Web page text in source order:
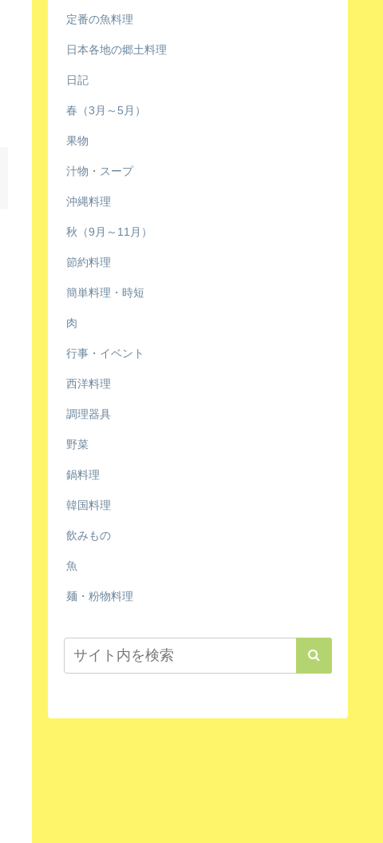
定番の魚料理
日本各地の郷土料理
日記
春（3月～5月）
果物
汁物・スープ
沖縄料理
秋（9月～11月）
節約料理
簡単料理・時短
肉
行事・イベント
西洋料理
調理器具
野菜
鍋料理
韓国料理
飲みもの
魚
麺・粉物料理